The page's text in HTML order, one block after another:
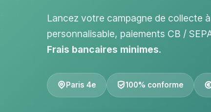
Lancez votre campagne de collecte
personnalisable, paiements CB /
Frais bancaires minimes.
Paris 4e 100% conforme